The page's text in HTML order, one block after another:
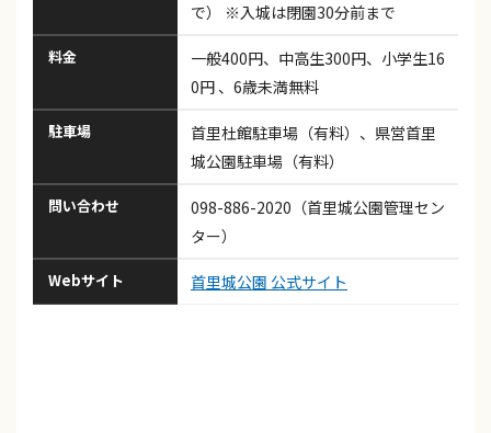
で） ※入城は閉園30分前まで
料金
一般400円、中高生300円、小学生16
0円 、6歳未満無料
駐車場
首里杜館駐車場（有料）、県営首里
城公園駐車場（有料）
問い合わせ
098-886-2020（首里城公園管理セン
ター）
Webサイト 首里城公園 公式サイト